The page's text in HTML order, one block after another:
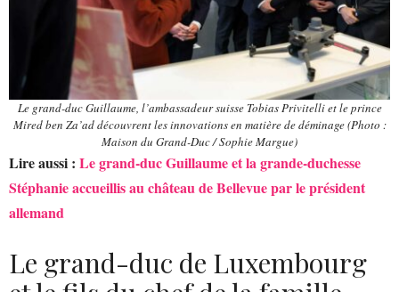
Le grand-duc Guillaume, l’ambassadeur suisse Tobias Privitelli et le prince
Mired ben Za’ad découvrent les innovations en matière de déminage (Photo :
Maison du Grand-Duc / Sophie Margue)
Lire aussi : Le grand-duc Guillaume et la grande-duchesse
Stéphanie accueillis au château de Bellevue par le président
allemand
Le grand-duc de Luxembourg